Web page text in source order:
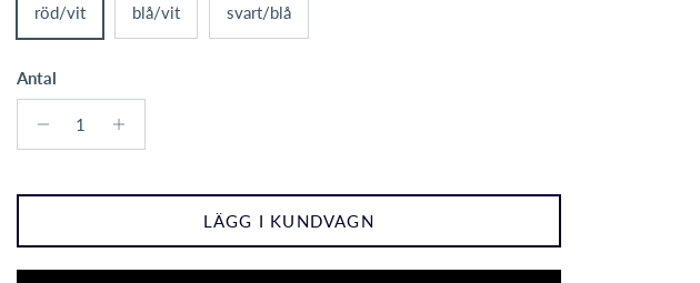
röd/vit blå/vit svart/blå
Antal
LÄGG I KUNDVAGN